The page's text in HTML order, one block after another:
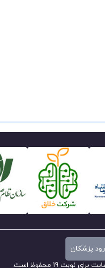
پزشکان
نوبت 19 محفوظ است.